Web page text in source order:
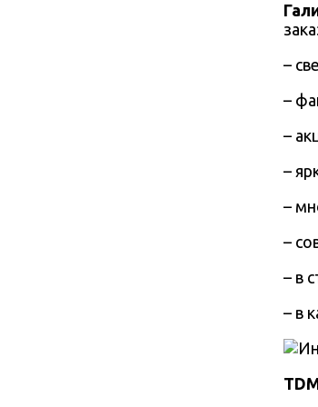
–
–
–
–
–
–
– в
– в